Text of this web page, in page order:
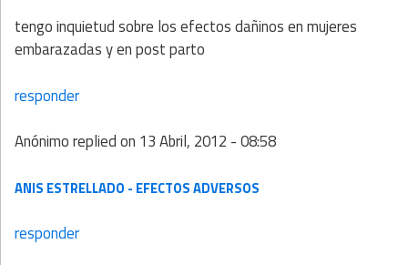
tengo inquietud sobre los efectos dañinos en mujeres
embarazadas y en post parto
responder
Anónimoreplied on 13 Abril, 2012 - 08:58
ANIS ESTRELLADO - EFECTOS ADVERSOS
responder